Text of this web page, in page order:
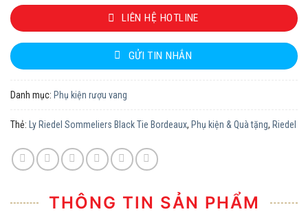
LIÊN HỆ HOTLINE
GỬI TIN NHẮN
Danh mục: Phụ kiện rượu vang
Thẻ: Ly Riedel Sommeliers Black Tie Bordeaux, Phụ kiện & Quà tặng, Riedel
THÔNG TIN SẢN PHẨM